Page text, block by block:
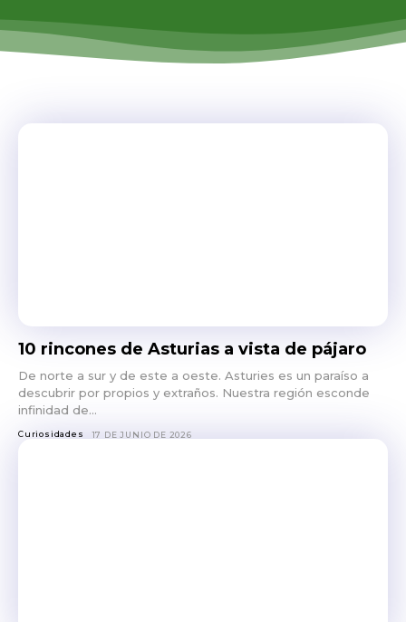
10 rincones de Asturias a vista de pájaro
De norte a sur y de este a oeste. Asturies es un paraíso a
descubrir por propios y extraños. Nuestra región esconde
infinidad de...
Curiosidades 17 DE JUNIO DE 2026